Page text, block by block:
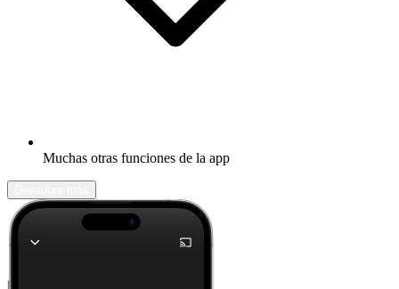
Muchas otras funciones de la app